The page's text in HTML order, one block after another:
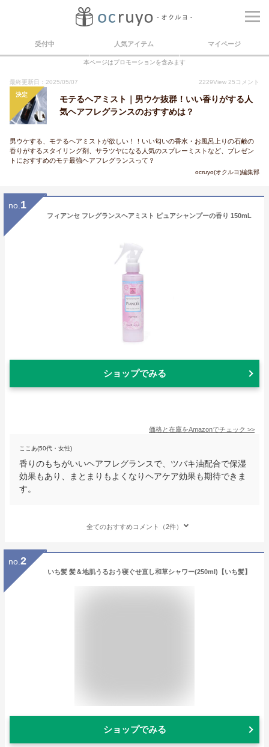
受付中 人気アイテム マイページ
本ページはプロモーションを含みます
最終更新日：2025/05/07 2229View 25 コメント
決定
モテるヘアミスト｜男ウケ抜群！いい香りがする人
気ヘアフレグランスのおすすめは？
男ウケする、モテるヘアミストが欲しい！！いい匂いの香水・お風呂上りの石鹸の
香りがするスタイリング剤、サラツヤになる人気のスプレーミストなど、プレゼン
トにおすすめのモテ最強ヘアフレグランスって？
ocruyo(オクルヨ)編集部
no. 1
フィアンセ フレグランスヘアミスト ピュアシャンプーの香り 150mL
ショップでみる
価格と在庫をAmazonでチェック >>
ここあ(50代・女性)
香りのもちがいいヘアフレグランスで、ツバキ油配合で保湿
効果もあり、まとまりもよくなりヘアケア効果も期待できま
す。
全てのおすすめコメント（2件）
no. 2
いち髪 髪＆地肌うるおう寝ぐせ直し和草シャワー(250ml)【いち髪】
ショップでみる